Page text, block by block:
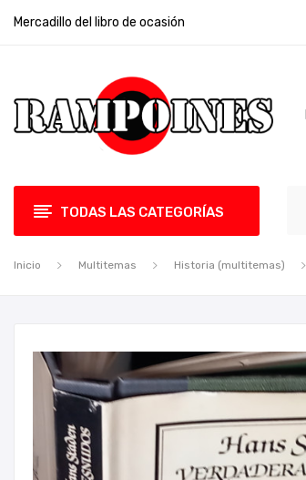
Mercadillo del libro de ocasión
TODAS LAS CATEGORÍAS
Inicio Multitemas Historia (multitemas)